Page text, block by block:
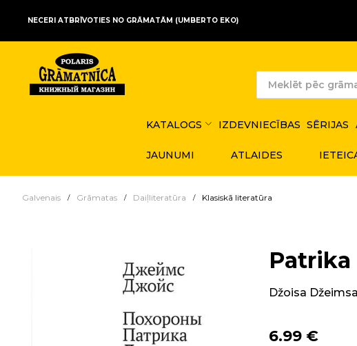
NECERI ATBRĪVOTIES NO GRĀMATĀM (UMBERTO EKO)
KATALOGS IZDEVNIECĪBAS SĒRIJAS
JAUNUMI ATLAIDES
Galvenais Grāmatas Daiļliteratūra Klasiskā literatūra
Patrika
Džoisa Džeimsa
6.99 €